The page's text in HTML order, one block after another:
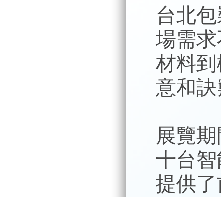
台北
場需
材料
意和
展覽
十台
提供